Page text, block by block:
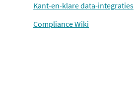
Kant-en-klare data-integraties
Compliance Wiki